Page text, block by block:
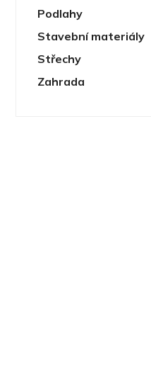
Podlahy
Stavební materiály
Střechy
Zahrada